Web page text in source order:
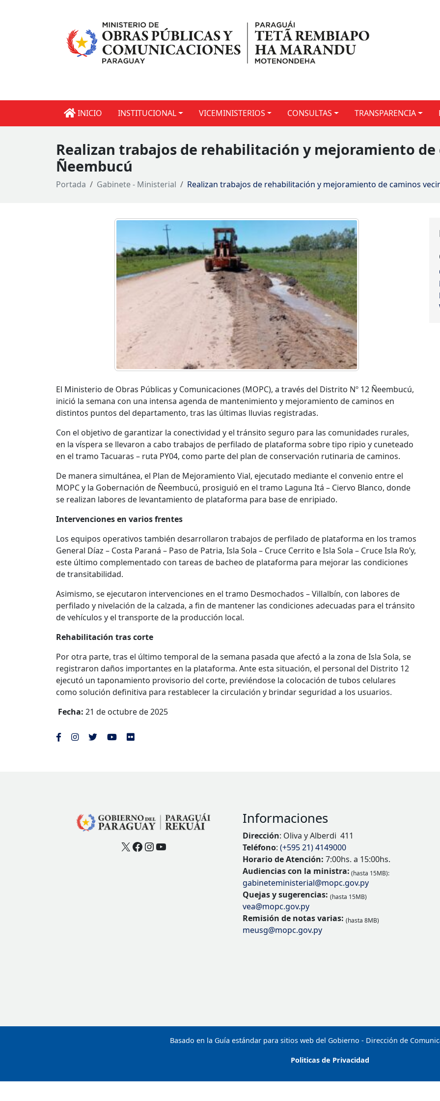
INICIO INSTITUCIONAL VICEMINISTERIOS CONSULTAS TRANSPARENCIA
Realizan trabajos de rehabilitación y mejoramiento de
Ñeembucú
Portada Gabinete - Ministerial Realizan trabajos de rehabilitación y mejoramiento de caminos
El Ministerio de Obras Públicas y Comunicaciones (MOPC), a través del Distrito Nº 12 Ñeembucú,
inició la semana con una intensa agenda de mantenimiento y mejoramiento de caminos en
distintos puntos del departamento, tras las últimas lluvias registradas.
Con el objetivo de garantizar la conectividad y el tránsito seguro para las comunidades rurales,
en la víspera se llevaron a cabo trabajos de perfilado de plataforma sobre tipo ripio y cuneteado
en el tramo Tacuaras – ruta PY04, como parte del plan de conservación rutinaria de caminos.
De manera simultánea, el Plan de Mejoramiento Vial, ejecutado mediante el convenio entre el
MOPC y la Gobernación de Ñeembucú, prosiguió en el tramo Laguna Itá – Ciervo Blanco, donde
se realizan labores de levantamiento de plataforma para base de enripiado.
Intervenciones en varios frentes
Los equipos operativos también desarrollaron trabajos de perfilado de plataforma en los tramos
General Díaz – Costa Paraná – Paso de Patria, Isla Sola – Cruce Cerrito e Isla Sola – Cruce Isla Ro’y,
este último complementado con tareas de bacheo de plataforma para mejorar las condiciones
de transitabilidad.
Asimismo, se ejecutaron intervenciones en el tramo Desmochados – Villalbín, con labores de
perfilado y nivelación de la calzada, a fin de mantener las condiciones adecuadas para el tránsito
de vehículos y el transporte de la producción local.
Rehabilitación tras corte
Por otra parte, tras el último temporal de la semana pasada que afectó a la zona de Isla Sola, se
registraron daños importantes en la plataforma. Ante esta situación, el personal del Distrito 12
ejecutó un taponamiento provisorio del corte, previéndose la colocación de tubos celulares
como solución definitiva para restablecer la circulación y brindar seguridad a los usuarios.
Fecha: 21 de octubre de 2025
X Facebook
Instagram
YouTube
Informaciones
Dirección: Oliva y Alberdi 411
Teléfono: (+595 21) 4149000
Horario de Atención: 7:00hs. a 15:00hs.
Audiencias con la ministra: (hasta 15MB):
gabineteministerial@mopc.gov.py
Quejas y sugerencias: (hasta 15MB)
vea@mopc.gov.py
Remisión de notas varias: (hasta 8MB)
meusg@mopc.gov.py
Basado en la Guía estándar para sitios web del Gobierno - Dirección de
Politicas de Privacidad